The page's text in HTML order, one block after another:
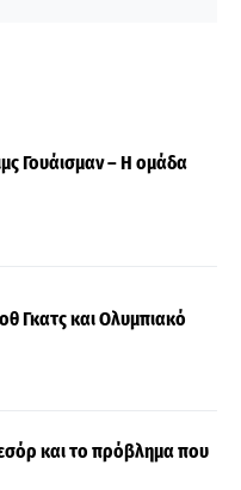
Γουάισμαν – Η ομάδα
Γκατς και Ολυμπιακό
και το πρόβλημα που